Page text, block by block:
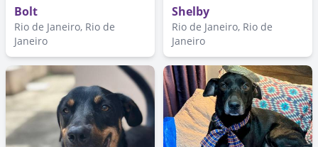
Bolt
Rio de Janeiro, Rio de
Janeiro
Shelby
Rio de Janeiro, Rio de
Janeiro